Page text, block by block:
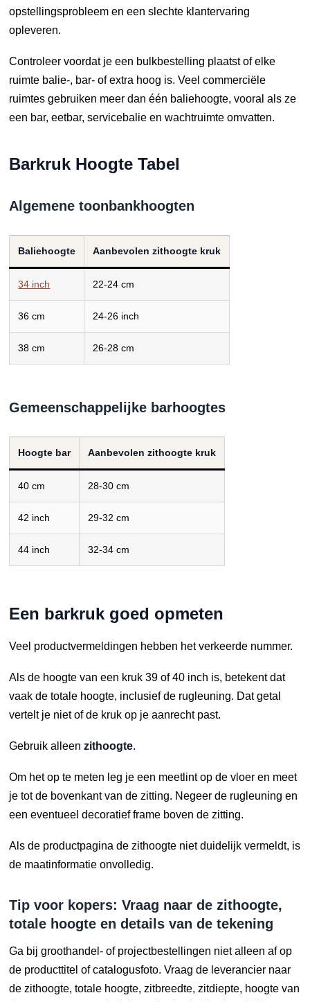
opstellingsprobleem en een slechte klantervaring
opleveren.
Controleer voordat je een bulkbestelling plaatst of elke
ruimte balie-, bar- of extra hoog is. Veel commerciële
ruimtes gebruiken meer dan één baliehoogte, vooral als ze
een bar, eetbar, servicebalie en wachtruimte omvatten.
Barkruk Hoogte Tabel
Algemene toonbankhoogten
Baliehoogte Aanbevolen zithoogte kruk
34 inch 22-24 cm
36 cm 24-26 inch
38 cm 26-28 cm
Gemeenschappelijke barhoogtes
Hoogte bar Aanbevolen zithoogte kruk
40 cm 28-30 cm
42 inch 29-32 cm
44 inch 32-34 cm
Een barkruk goed opmeten
Veel productvermeldingen hebben het verkeerde nummer.
Als de hoogte van een kruk 39 of 40 inch is, betekent dat
vaak de totale hoogte, inclusief de rugleuning. Dat getal
vertelt je niet of de kruk op je aanrecht past.
Gebruik alleenzithoogte.
Om het op te meten leg je een meetlint op de vloer en meet
je tot de bovenkant van de zitting. Negeer de rugleuning en
een eventueel decoratief frame boven de zitting.
Als de productpagina de zithoogte niet duidelijk vermeldt, is
de maatinformatie onvolledig.
Tip voor kopers: Vraag naar de zithoogte,
totale hoogte en details van de tekening
Ga bij groothandel- of projectbestellingen niet alleen af op
de producttitel of catalogusfoto. Vraag de leverancier naar
de zithoogte, totale hoogte, zitbreedte, zitdiepte, hoogte van